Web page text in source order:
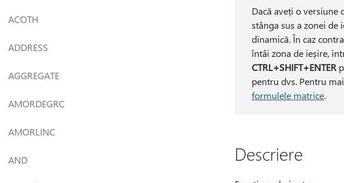
ACOTH
ADDRESS
AGGREGATE
AMORDEGRC
AMORLINC
AND
Dacă aveți o versiune
stânga sus a zonei de
dinamică. În caz
întâi zona de ieșire,
CTRL+SHIFT+ENTER
pentru dvs. Pentru
formulele matrice.
Descriere